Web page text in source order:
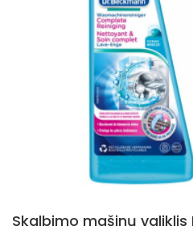
Skalbimo mašinų valiklis